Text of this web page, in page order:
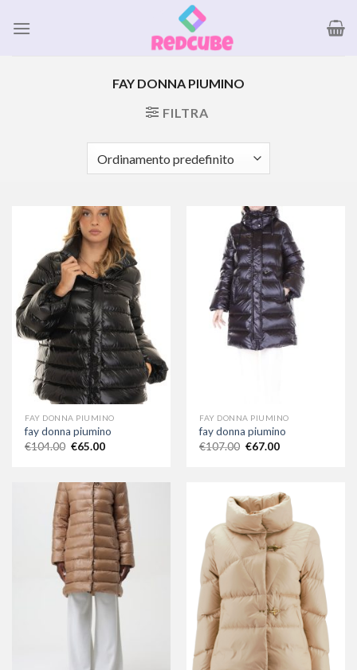
FAY DONNA PIUMINO
FILTRA
FAY DONNA PIUMINO
fay donna piumino
€104.00 €65.00
FAY DONNA PIUMINO
fay donna piumino
€107.00 €67.00